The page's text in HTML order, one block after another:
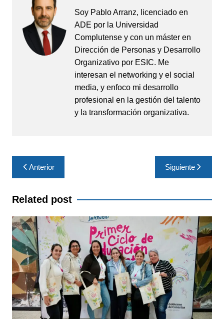
Soy Pablo Arranz, licenciado en
ADE por la Universidad
Complutense y con un máster en
Dirección de Personas y Desarrollo
Organizativo por ESIC. Me
interesan el networking y el social
media, y enfoco mi desarrollo
profesional en la gestión del talento
y la transformación organizativa.
Navegación
de
entradas
Anterior Siguiente
Related post